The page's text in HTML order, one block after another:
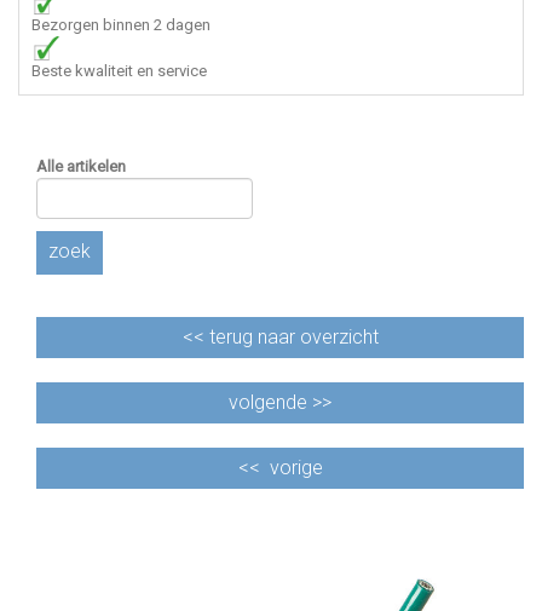
Bezorgen binnen 2 dagen
Beste kwaliteit en service
Alle artikelen
zoek
<< terug naar overzicht
volgende >>
<< vorige